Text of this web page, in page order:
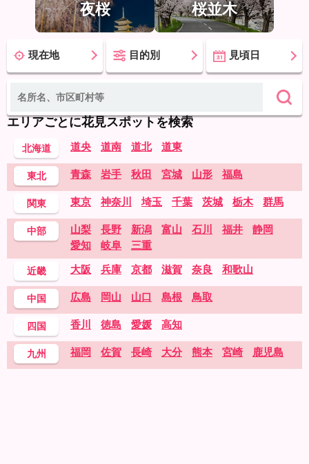
夜桜 桜並木
現在地 目的別 見頃日
エリアごとに花見スポットを検索
北海道 道央 道南 道北 道東
東北 青森 岩手 秋田 宮城 山形 福島
関東 東京 神奈川 埼玉 千葉 茨城 栃木 群馬
中部 山梨 長野 新潟 富山 石川 福井
静岡
愛知
岐阜 三重
近畿 大阪 兵庫 京都 滋賀 奈良 和歌山
中国 広島 岡山 山口 島根 鳥取
四国 香川 徳島 愛媛 高知
九州 福岡 佐賀 長崎 大分 熊本 宮崎 鹿児島